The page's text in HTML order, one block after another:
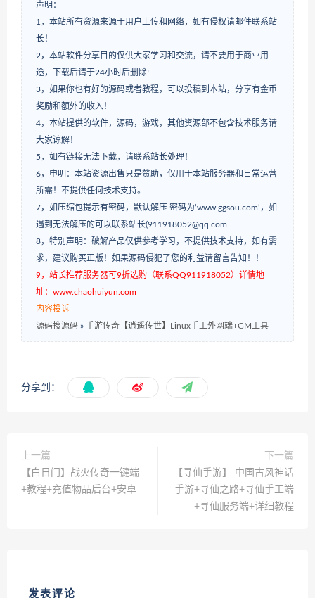
声明：
1，本站所有资源来源于用户上传和网络，如有侵权请邮件联系站
长！
2，本站软件分享目的仅供大家学习和交流，请不要用于商业用
途，下载后请于24小时后删除!
3，如果你也有好的源码或者教程，可以投稿到本站，分享有金币
奖励和额外的收入！
4，本站提供的软件，源码，游戏，其他资源部不包含技术服务请
大家谅解！
5，如有链接无法下载，请联系站长处理！
6，申明：本站资源出售只是赞助，仅用于本站服务器和日常运营
所需！不提供任何技术支持。
7，如压缩包提示有密码，默认解压 密码为‘www.ggsou.com’，如
遇到无法解压的可以联系站长(911918052@qq.com
8，特别声明：破解产品仅供参考学习，不提供技术支持，如有需
求，建议购买正版！如果源码侵犯了您的利益请留言告知！！
9，站长推荐服务器可9折选购（联系QQ911918052）详情地
址：www.chaohuiyun.com
内容投诉
源码搜源码 » 手游传奇【逍遥传世】Linux手工外网端+GM工具
分享到：
上一篇
【白日门】战火传奇一键端
+教程+充值物品后台+安卓
下一篇
【寻仙手游】 中国古风神话
手游+寻仙之路+寻仙手工端
+寻仙服务端+详细教程
发表评论